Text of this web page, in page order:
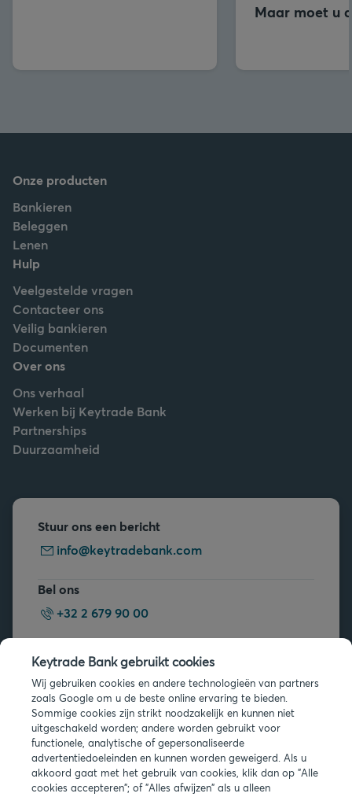
Maar moet u
Onze producten
Bankieren
Beleggen
Lenen
Hulp
Veelgestelde vragen
Contacteer ons
Veilig bankieren
Documenten
Over ons
Ons verhaal
Werken bij Keytrade Bank
Partnerships
Duurzaamheid
Stuur ons een bericht
info@keytradebank.com
Bel ons
+32 2 679 90 00
Veelgestelde vragen
Juridische info
Keytrade Bank gebruikt cookies
Wij gebruiken cookies en andere technologieën van partners
zoals Google om u de beste online ervaring te bieden.
Sommige cookies zijn strikt noodzakelijk en kunnen niet
uitgeschakeld worden; andere worden gebruikt voor
functionele, analytische of gepersonaliseerde
advertentiedoeleinden en kunnen worden geweigerd. Als u
akkoord gaat met het gebruik van cookies, klik dan op "Alle
cookies accepteren"; of "Alles afwijzen" als u alleen